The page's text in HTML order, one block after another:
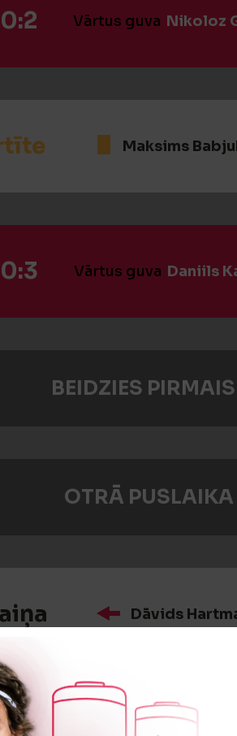
Vārtus guva Nikoloz
Maksims
Vārtus guva Daniils
BEIDZIES
OTRĀ
Dāvids